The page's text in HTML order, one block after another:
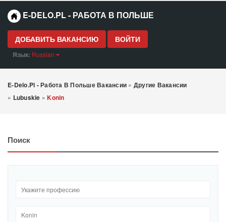
E-DELO.PL - РАБОТА В ПОЛЬШЕ
ДОБАВИТЬ ВАКАНСИЮ ВОЙТИ
Язык: Russian
E-Delo.pl - Работа В Польше Вакансии » Другие Вакансии
» Lubuskie »Konin
Поиск